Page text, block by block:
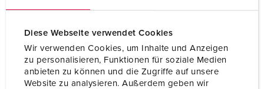
Diese Webseite verwendet Cookies
Wir verwenden Cookies, um Inhalte und Anzeigen
zu personalisieren, Funktionen für soziale Medien
anbieten zu können und die Zugriffe auf unsere
Website zu analysieren. Außerdem geben wir